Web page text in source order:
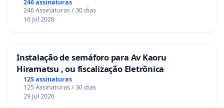
246 assinaturas
246 Assinaturas / 30 dias
16 Jul 2026
Instalação de semáforo para Av Kaoru
Hiramatsu , ou fiscalização Eletrônica
125 assinaturas
125 Assinaturas / 30 dias
29 Jul 2026